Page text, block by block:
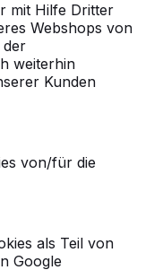
mit Hilfe Dritter
Webshops von
der
weiterhin
Kunden
von/für die
als Teil von
Google
oval